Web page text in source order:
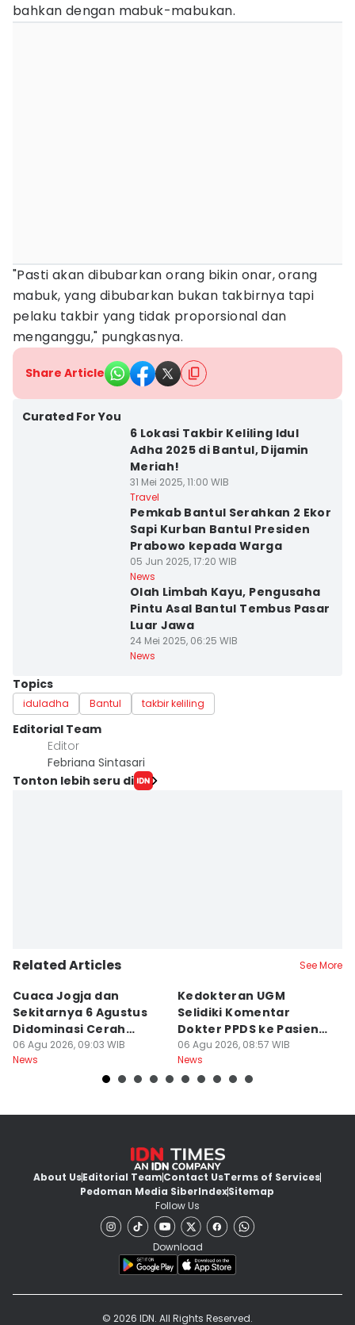
bahkan dengan mabuk-mabukan.
"Pasti akan dibubarkan orang bikin onar, orang
mabuk, yang dibubarkan bukan takbirnya tapi
pelaku takbir yang tidak proporsional dan
menganggu," pungkasnya.
Share Article
Curated For You
6 Lokasi Takbir Keliling Idul
Adha 2025 di Bantul, Dijamin
Meriah!
31 Mei 2025, 11:00 WIB
Travel
Pemkab Bantul Serahkan 2 Ekor
Sapi Kurban Bantul Presiden
Prabowo kepada Warga
05 Jun 2025, 17:20 WIB
News
Olah Limbah Kayu, Pengusaha
Pintu Asal Bantul Tembus Pasar
Luar Jawa
24 Mei 2025, 06:25 WIB
News
Topics
iduladha Bantul takbir keliling
Editorial Team
Editor
Febriana Sintasari
Tonton lebih seru di
Related Articles See More
Cuaca Jogja dan
Sekitarnya 6 Agustus
Didominasi Cerah
Berawan
06 Agu 2026, 09:03 WIB
News
Kedokteran UGM
Selidiki Komentar
Dokter PPDS ke Pasien
BPJS di Medsos
06 Agu 2026, 08:57 WIB
News
About UsEditorial TeamContact UsTerms of Services
Pedoman Media SiberIndexSitemap
Follow Us
Download
© 2026 IDN. All Rights Reserved.